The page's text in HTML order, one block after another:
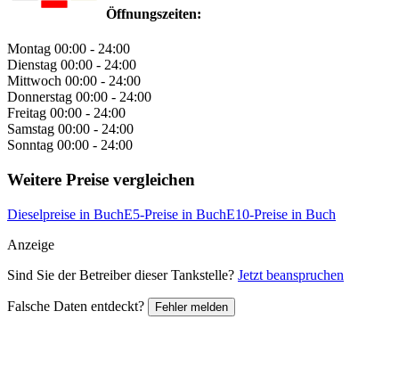
Öffnungszeiten:
Montag 00:00 - 24:00
Dienstag 00:00 - 24:00
Mittwoch 00:00 - 24:00
Donnerstag 00:00 - 24:00
Freitag 00:00 - 24:00
Samstag 00:00 - 24:00
Sonntag 00:00 - 24:00
Weitere Preise vergleichen
Dieselpreise in BuchE5-Preise in BuchE10-Preise in Buch
Anzeige
Sind Sie der Betreiber dieser Tankstelle? Jetzt beanspruchen
Falsche Daten entdeckt? Fehler melden